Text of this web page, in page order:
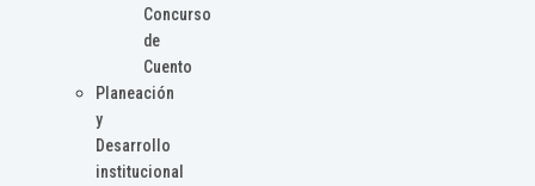
Concurso
de
Cuento
Planeación
y
Desarrollo
institucional